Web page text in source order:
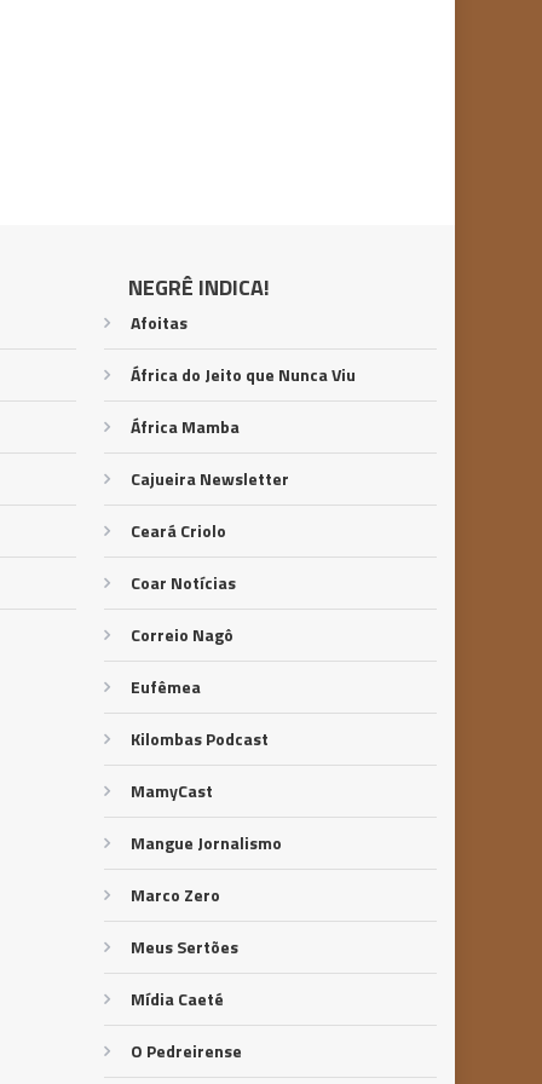
NEGRÊ INDICA!
Afoitas
África do Jeito que Nunca Viu
África Mamba
Cajueira Newsletter
Ceará Criolo
Coar Notícias
Correio Nagô
Eufêmea
Kilombas Podcast
MamyCast
Mangue Jornalismo
Marco Zero
Meus Sertões
Mídia Caeté
O Pedreirense